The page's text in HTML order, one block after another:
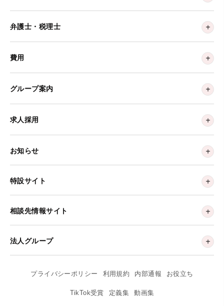
弁護士・税理士
費用
グループ案内
求人採用
お知らせ
特設サイト
相談先情報サイト
法人グループ
プライバシーポリシー 利用規約 内部通報 お役立ち
TikTok受賞 定義集 動画集